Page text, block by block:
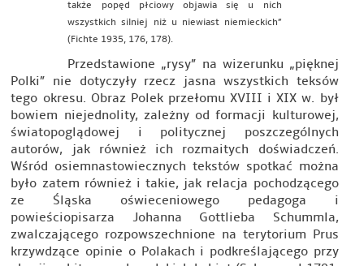
także popęd płciowy objawia się u nich
wszystkich silniej niż u niewiast niemieckich”
(Fichte 1935, 176, 178).
Przedstawione „rysy” na wizerunku „pięknej
Polki” nie dotyczyły rzecz jasna wszystkich teksów
tego okresu. Obraz Polek przełomu XVIII i XIX w. był
bowiem niejednolity, zależny od formacji kulturowej,
światopoglądowej i politycznej poszczególnych
autorów, jak również ich rozmaitych doświadczeń.
Wśród osiemnastowiecznych tekstów spotkać można
było zatem również i takie, jak relacja pochodzącego
ze Śląska oświeceniowego pedagoga i
powieściopisarza Johanna Gottlieba Schummla,
zwalczającego rozpowszechnione na terytorium Prus
krzywdzące opinie o Polakach i podkreślającego przy